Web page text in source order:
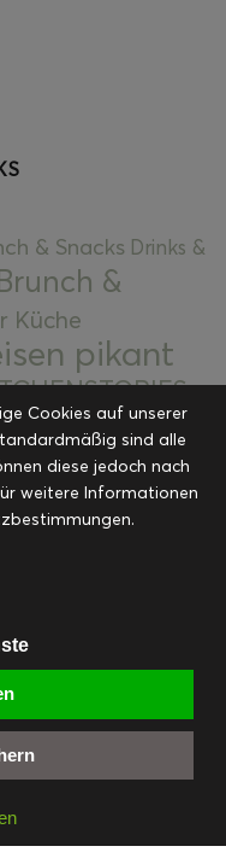
& Snacks Drinks &
&
Küche
pikant
Kuchen und
&
Ostern Resteküche
Startseite
Suppen
EMAIL
byECKER Digital IT Solutions
Cookies auf unserer
sind alle
diese jedoch nach
weitere Informationen